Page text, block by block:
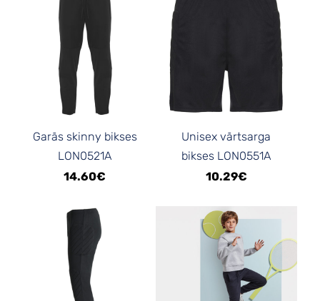
Garās skinny bikses
LON0521A
14.60€
Unisex vārtsarga
bikses LON0551A
10.29€